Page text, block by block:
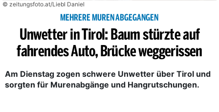
© zeitungsfoto.at/Liebl Daniel
MEHRERE MUREN ABGEGANGEN
Unwetter in Tirol: Baum stürzte auf
fahrendes Auto, Brücke weggerissen
Am Dienstag zogen schwere Unwetter über Tirol und
sorgten für Murenabgänge und Hangrutschungen.